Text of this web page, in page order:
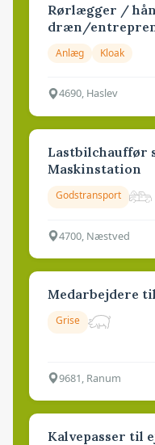
Rørlægger /
dræn/
Anlæg Kloak
4690, Haslev
Lastbilchauffør
Maskinstation
Godstransport
4700, Næstved
Medarbejdere
Grise
9681, Ranum
Kalvepasser til